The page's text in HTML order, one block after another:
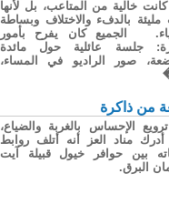
كانت خالية من المتاعب، بل لأنها
بالدفء والاختلاف وبساطة
الجميع كان يفرح بأمور
جلسة عائلية حول مائدة
صور الراديو في المساء،
من ذاكرة
الإحساس بالغربة والضياع،
مناد العز أنه أتلف روابط
بين حوافر خيول قبيلة آيت
البرق.